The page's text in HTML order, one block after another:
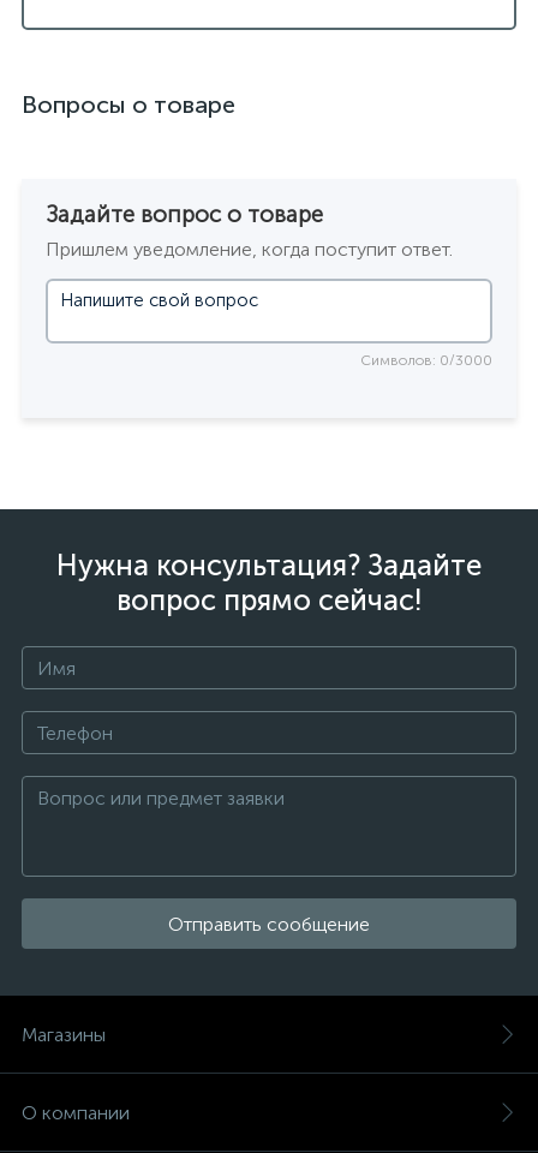
Вопросы о товаре
Задайте вопрос о товаре
Пришлем уведомление, когда поступит ответ.
Символов: 0/3000
Нужна консультация? Задайте
вопрос прямо сейчас!
Отправить сообщение
Магазины
О компании